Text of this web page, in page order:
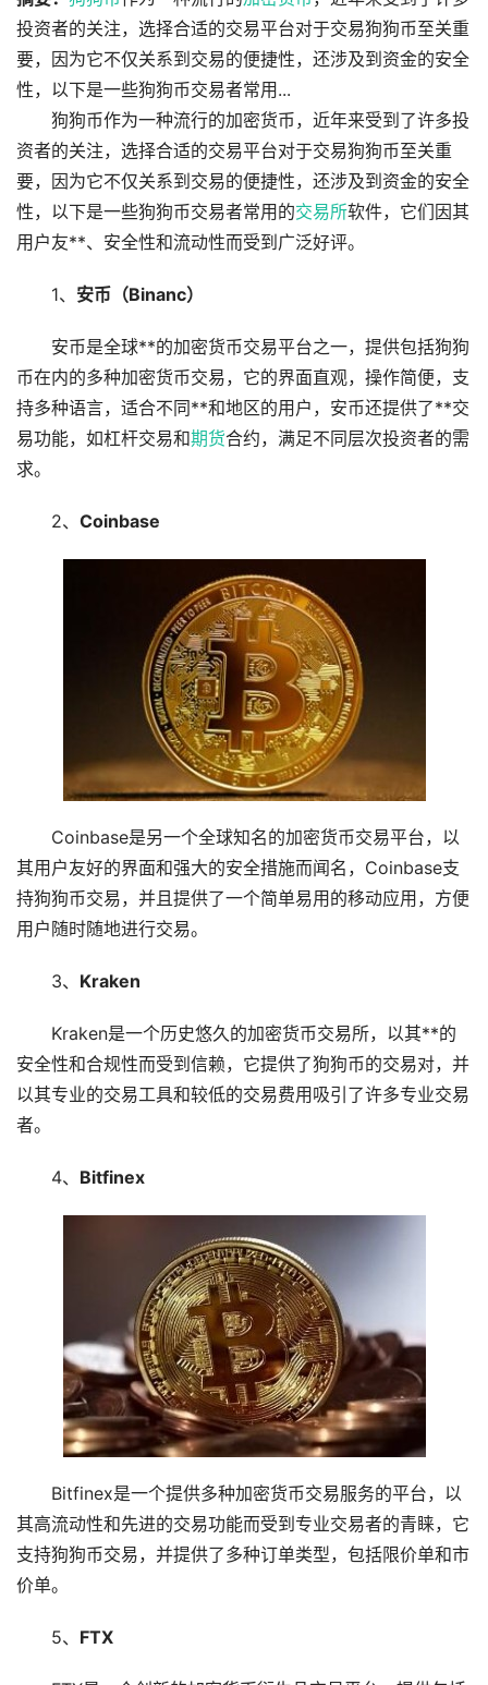
投资者的关注，选择合适的交易平台对于交易狗狗币至关重
要，因为它不仅关系到交易的便捷性，还涉及到资金的安全
性，以下是一些狗狗币交易者常用...
狗狗币作为一种流行的加密货币，近年来受到了许多投
资者的关注，选择合适的交易平台对于交易狗狗币至关重
要，因为它不仅关系到交易的便捷性，还涉及到资金的安全
性，以下是一些狗狗币交易者常用的交易所软件，它们因其
用户友**、安全性和流动性而受到广泛好评。
1、 安币（Binanc）
安币是全球**的加密货币交易平台之一，提供包括狗狗
币在内的多种加密货币交易，它的界面直观，操作简便，支
持多种语言，适合不同**和地区的用户，安币还提供了**交
易功能，如杠杆交易和期货合约，满足不同层次投资者的需
求。
2、 Coinbase
Coinbase是另一个全球知名的加密货币交易平台，以
其用户友好的界面和强大的安全措施而闻名，Coinbase支
持狗狗币交易，并且提供了一个简单易用的移动应用，方便
用户随时随地进行交易。
3、 Kraken
Kraken是一个历史悠久的加密货币交易所，以其**的
安全性和合规性而受到信赖，它提供了狗狗币的交易对，并
以其专业的交易工具和较低的交易费用吸引了许多专业交易
者。
4、 Bitfinex
Bitfinex是一个提供多种加密货币交易服务的平台，以
其高流动性和先进的交易功能而受到专业交易者的青睐，它
支持狗狗币交易，并提供了多种订单类型，包括限价单和市
价单。
5、 FTX